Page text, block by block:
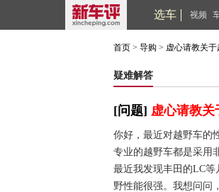
选车 视频
首页 > 导购 > 虚心请教关于
疑难解答
[问题] 虚心请教关
你好，最近对越野车的
专业的越野车都是采用
最近我发现丰田的LC
野性能很强。我想问问